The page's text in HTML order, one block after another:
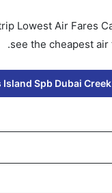
Lowest Air Fares
see the cheapest
Island Spb Dubai